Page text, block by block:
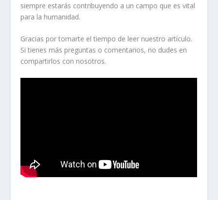
siempre estarás contribuyendo a un campo que es vital
para la humanidad.
Gracias por tomarte el tiempo de leer nuestro artículo.
Si tienes más preguntas o comentarios, no dudes en
compartirlos con nosotros.